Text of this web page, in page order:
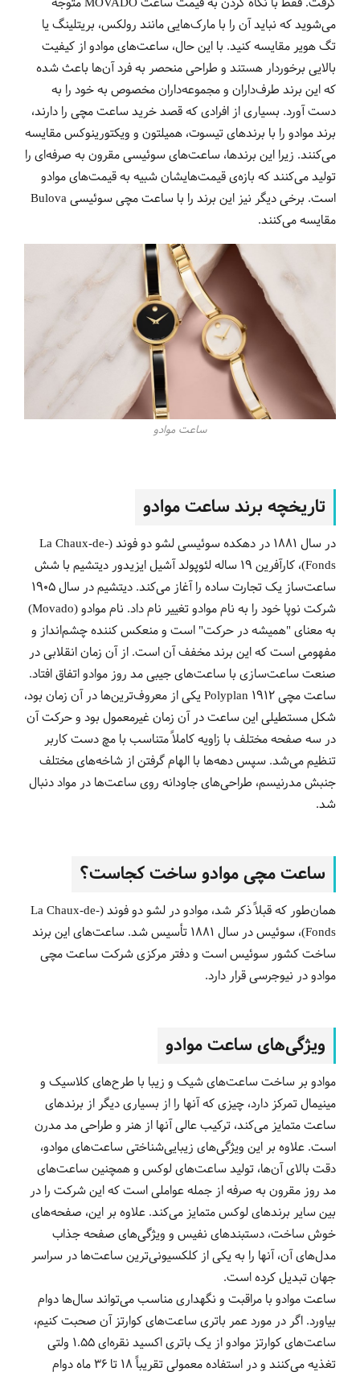
می‌شوید که نباید آن را با مارک‌هایی مانند رولکس، بریتلینگ یا
تگ هویر مقایسه کنید. با این حال، ساعت‌های موادو از کیفیت
بالایی برخوردار هستند و طراحی منحصر به فرد آن‌ها باعث شده
که این برند طرف‌داران و مجموعه‌داران مخصوص به خود را به
دست آورد. بسیاری از افرادی که قصد خرید ساعت مچی را دارند،
برند موادو را با برندهای تیسوت، همیلتون و ویکتورینوکس مقایسه
می‌کنند. زیرا این برندها، ساعت‌های سوئیسی مقرون به صرفه‌ای را
تولید می‌کنند که بازه‌ی قیمت‌هایشان شبیه به قیمت‌های موادو
است. برخی دیگر نیز این برند را با ساعت مچی سوئیسی Bulova
مقایسه می‌کنند.
ساعت موادو
تاریخچه برند ساعت موادو
در سال 1881 در دهکده سوئیسی لشو دو فوند (La Chaux-de-
Fonds)، کارآفرین 19 ساله لئوپولد آشیل ایزیدور دیتشیم با شش
ساعت‌ساز یک تجارت ساده را آغاز می‌کند. دیتشیم در سال 1905
شرکت نوپا خود را به نام موادو تغییر نام داد. نام موادو (Movado)
به معنای "همیشه در حرکت" است و منعکس کننده چشم‌انداز و
مفهومی است که این برند مخفف آن است. از آن زمان انقلابی در
صنعت ساعت‌سازی با ساعت‌های جیبی مد روز موادو اتفاق افتاد.
ساعت مچی Polyplan 1912 یکی از معروف‌ترین‌ها در آن زمان بود،
شکل مستطیلی این ساعت در آن زمان غیرمعمول بود و حرکت آن
در سه صفحه مختلف با زاویه کاملاً متناسب با مچ دست کاربر
تنظیم می‌شد. سپس دهه‌ها با الهام گرفتن از شاخه‌های مختلف
جنبش مدرنیسم، طراحی‌های جاودانه روی ساعت‌ها در مواد دنبال
شد.
ساعت مچی موادو ساخت کجاست؟
همان‌طور که قبلاً ذکر شد، موادو در لشو دو فوند (La Chaux-de-
Fonds)، سوئیس در سال 1881 تأسیس شد. ساعت‌های این برند
ساخت کشور سوئیس است و دفتر مرکزی شرکت ساعت مچی
موادو در نیوجرسی قرار دارد.
ویژگی‌های ساعت موادو
موادو بر ساخت ساعت‌های شیک و زیبا با طرح‌های کلاسیک و
مینیمال تمرکز دارد، چیزی که آنها را از بسیاری دیگر از برندهای
ساعت متمایز می‌کند، ترکیب عالی آنها از هنر و طراحی مد مدرن
است. علاوه بر این ویژگی‌های زیبایی‌شناختی ساعت‌های موادو،
دقت بالای آن‌ها، تولید ساعت‌های لوکس و همچنین ساعت‌های
مد روز مقرون به صرفه از جمله عواملی است که این شرکت را در
بین سایر برندهای لوکس متمایز می‌کند. علاوه بر این، صفحه‌های
خوش ساخت، دستبندهای نفیس و ویژگی‌های صفحه جذاب
مدل‌های آن، آنها را به یکی از کلکسیونی‌ترین ساعت‌ها در سراسر
جهان تبدیل کرده است.
ساعت موادو با مراقبت و نگهداری مناسب می‌تواند سال‌ها دوام
بیاورد. اگر در مورد عمر باتری ساعت‌های کوارتز آن صحبت کنیم،
ساعت‌های کوارتز موادو از یک باتری اکسید نقره‌ای 1.55 ولتی
تغذیه می‌کنند و در استفاده معمولی تقریباً 18 تا 36 ماه دوام